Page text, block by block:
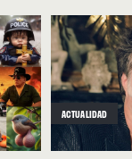
ACTUALIDAD